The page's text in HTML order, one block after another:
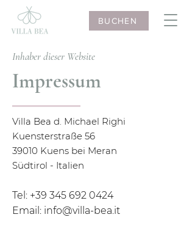
BUCHEN
Inhaber dieser Website
Impressum
Villa Bea d. Michael Righi
Kuensterstraße 56
39010 Kuens bei Meran
Südtirol - Italien
Tel: +39 345 692 0424
Email: info@villa-bea.it